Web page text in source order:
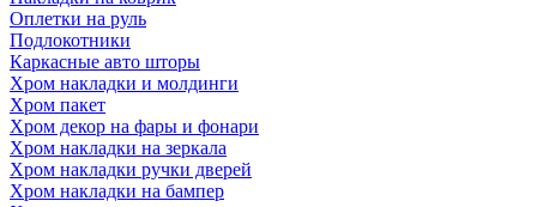
Оплетки на руль
Подлокотники
Каркасные авто шторы
Хром накладки и молдинги
Хром пакет
Хром декор на фары и фонари
Хром накладки на зеркала
Хром накладки ручки дверей
Хром накладки на бампер